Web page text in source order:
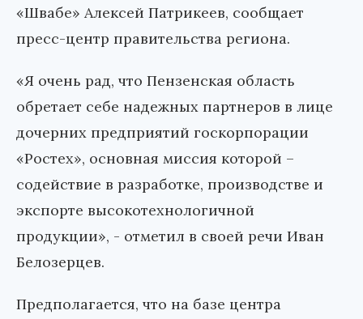
«Швабе» Алексей Патрикеев, сообщает
пресс-центр правительства региона.
«Я очень рад, что Пензенская область
обретает себе надежных партнеров в лице
дочерних предприятий госкорпорации
«Ростех», основная миссия которой –
содействие в разработке, производстве и
экспорте высокотехнологичной
продукции», - отметил в своей речи Иван
Белозерцев.
Предполагается, что на базе центра